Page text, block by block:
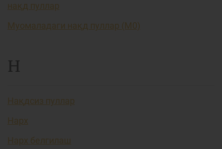
нақд пуллар
Муомаладаги нақд пуллар (М0)
Н
Нақдсиз пуллар
Нарх
Нарх белгилаш